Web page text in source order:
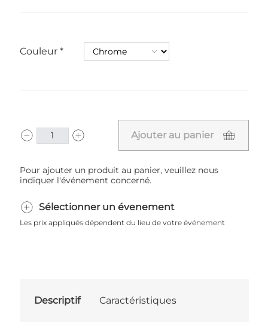
Couleur
Ajouter au panier
Pour ajouter un produit au panier, veuillez nous
indiquer l'événement concerné.
Sélectionner un évenement
Les prix appliqués dépendent du lieu de votre événement
Descriptif Caractéristiques